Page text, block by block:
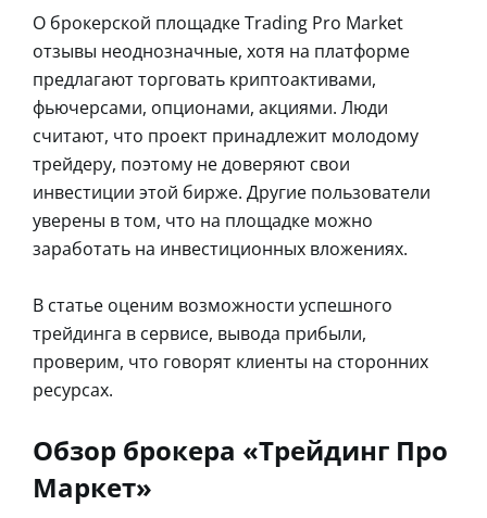
О брокерской площадке Trading Pro Market
отзывы неоднозначные, хотя на платформе
предлагают торговать криптоактивами,
фьючерсами, опционами, акциями. Люди
считают, что проект принадлежит молодому
трейдеру, поэтому не доверяют свои
инвестиции этой бирже. Другие пользователи
уверены в том, что на площадке можно
заработать на инвестиционных вложениях.
В статье оценим возможности успешного
трейдинга в сервисе, вывода прибыли,
проверим, что говорят клиенты на сторонних
ресурсах.
Обзор брокера «Трейдинг Про
Маркет»